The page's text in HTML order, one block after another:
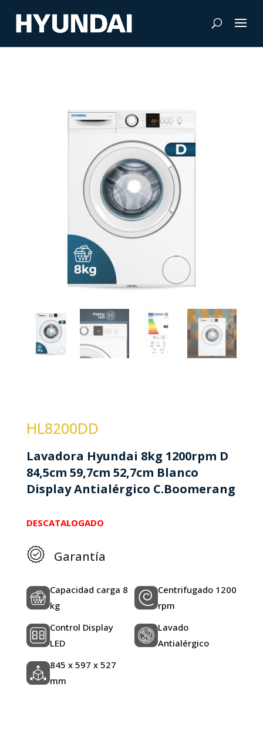
HL8200DD
Lavadora Hyundai 8kg 1200rpm D
84,5cm 59,7cm 52,7cm Blanco
Display Antialérgico C.Boomerang
DESCATALOGADO
Garantía
Capacidad carga 8
kg
Centrifugado 1200
rpm
Control Display
LED
Lavado
Antialérgico
845 x 597 x 527
mm